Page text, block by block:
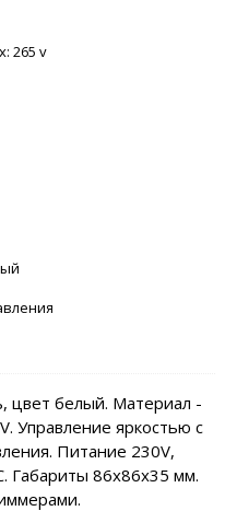
265 v
шим)
цвет белый. Материал -
Управление яркостью с
Питание 230V,
Габариты 86х86х35 мм.